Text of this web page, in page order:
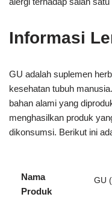
Informasi
GU adalah suplemen
kesehatan tubuh
bahan alami yang
menghasilkan produk
dikonsumsi. Berikut ini
Nama
Produk
GU